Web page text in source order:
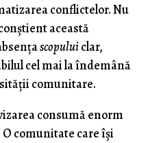
conflictelor. Nu
această
scopuluiclar,
cel mai la îndemână
comunitare.
consumă enorm
comunitate care își